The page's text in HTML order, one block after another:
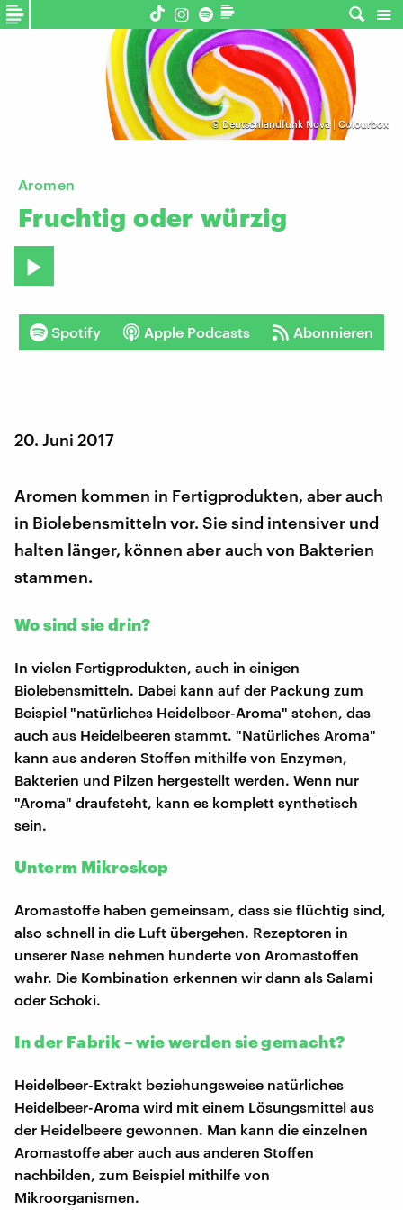
© Deutschlandfunk Nova | Colourbox
Aromen
Fruchtig oder würzig
Spotify Apple Podcasts Abonnieren
20. Juni 2017
Aromen kommen in Fertigprodukten, aber auch
in Biolebensmitteln vor. Sie sind intensiver und
halten länger, können aber auch von Bakterien
stammen.
Wo sind sie drin?
In vielen Fertigprodukten, auch in einigen
Biolebensmitteln. Dabei kann auf der Packung zum
Beispiel "natürliches Heidelbeer-Aroma" stehen, das
auch aus Heidelbeeren stammt. "Natürliches Aroma"
kann aus anderen Stoffen mithilfe von Enzymen,
Bakterien und Pilzen hergestellt werden. Wenn nur
"Aroma" draufsteht, kann es komplett synthetisch
sein.
Unterm Mikroskop
Aromastoffe haben gemeinsam, dass sie flüchtig sind,
also schnell in die Luft übergehen. Rezeptoren in
unserer Nase nehmen hunderte von Aromastoffen
wahr. Die Kombination erkennen wir dann als Salami
oder Schoki.
In der Fabrik – wie werden sie gemacht?
Heidelbeer-Extrakt beziehungsweise natürliches
Heidelbeer-Aroma wird mit einem Lösungsmittel aus
der Heidelbeere gewonnen. Man kann die einzelnen
Aromastoffe aber auch aus anderen Stoffen
nachbilden, zum Beispiel mithilfe von
Mikroorganismen.